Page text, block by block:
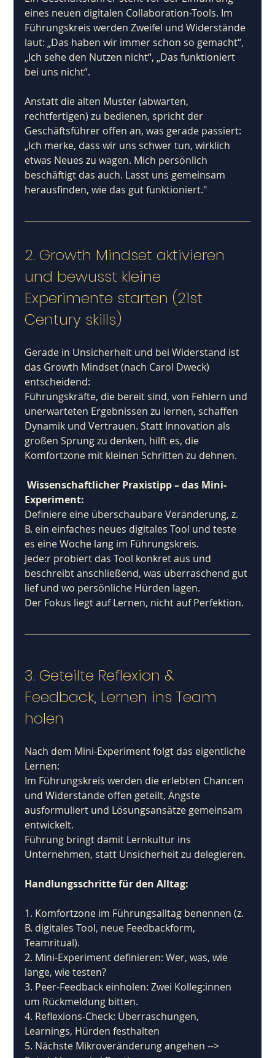
eines neuen digitalen Collaboration-Tools. Im
Führungskreis werden Zweifel und Widerstände
laut: „Das haben wir immer schon so gemacht“,
„Ich sehe den Nutzen nicht“, „Das funktioniert
bei uns nicht“.
Anstatt die alten Muster (abwarten,
rechtfertigen) zu bedienen, spricht der
Geschäftsführer offen an, was gerade passiert:
„Ich merke, dass wir uns schwer tun, wirklich
etwas Neues zu wagen. Mich persönlich
beschäftigt das auch. Lasst uns gemeinsam
herausfinden, wie das gut funktioniert."
2. Growth Mindset aktivieren
und bewusst kleine
Experimente starten (21st
Century skills)
Gerade in Unsicherheit und bei Widerstand ist
das Growth Mindset (nach Carol Dweck)
entscheidend:
Führungskräfte, die bereit sind, von Fehlern und
unerwarteten Ergebnissen zu lernen, schaffen
Dynamik und Vertrauen. Statt Innovation als
großen Sprung zu denken, hilft es, die
Komfortzone mit kleinen Schritten zu dehnen.
Wissenschaftlicher Praxistipp – das Mini-
Experiment:
Definiere eine überschaubare Veränderung, z.
B. ein einfaches neues digitales Tool und teste
es eine Woche lang im Führungskreis.
Jede:r probiert das Tool konkret aus und
beschreibt anschließend, was überraschend gut
lief und wo persönliche Hürden lagen.
Der Fokus liegt auf Lernen, nicht auf Perfektion.
3. Geteilte Reflexion &
Feedback, Lernen ins Team
holen
Nach dem Mini-Experiment folgt das eigentliche
Lernen:
Im Führungskreis werden die erlebten Chancen
und Widerstände offen geteilt, Ängste
ausformuliert und Lösungsansätze gemeinsam
entwickelt.
Führung bringt damit Lernkultur ins
Unternehmen, statt Unsicherheit zu delegieren.
Handlungsschritte für den Alltag:
1. Komfortzone im Führungsalltag benennen (z.
B. digitales Tool, neue Feedbackform,
Teamritual).
2. Mini-Experiment definieren: Wer, was, wie
lange, wie testen?
3. Peer-Feedback einholen: Zwei Kolleg:innen
um Rückmeldung bitten.
4. Reflexions-Check: Überraschungen,
Learnings, Hürden festhalten
5. Nächste Mikroveränderung angehen -->